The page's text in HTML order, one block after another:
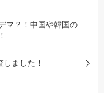
マ？！中国や韓国の
ました！